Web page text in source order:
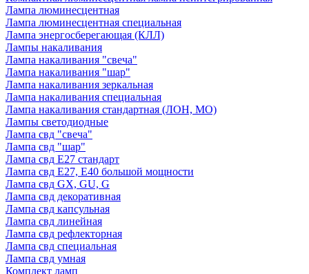
Лампа люминесцентная
Лампа люминесцентная специальная
Лампа энергосберегающая (КЛЛ)
Лампы накаливания
Лампа накаливания "свеча"
Лампа накаливания "шар"
Лампа накаливания зеркальная
Лампа накаливания специальная
Лампа накаливания стандартная (ЛОН, МО)
Лампы светодиодные
Лампа свд "свеча"
Лампа свд "шар"
Лампа свд E27 стандарт
Лампа свд E27, Е40 большой мощности
Лампа свд GX, GU, G
Лампа свд декоративная
Лампа свд капсульная
Лампа свд линейная
Лампа свд рефлекторная
Лампа свд специальная
Лампа свд умная
Комплект ламп